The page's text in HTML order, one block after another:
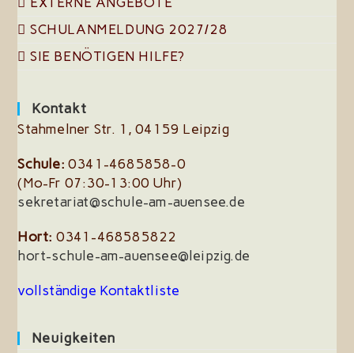
SCHULANMELDUNG 2027/28
SIE BENÖTIGEN HILFE?
Kontakt
Stahmelner Str. 1, 04159 Leipzig
Schule: 0341-4685858-0
(Mo-Fr 07:30-13:00 Uhr)
sekretariat@schule-am-auensee.de
Hort: 0341-468585822
hort-schule-am-auensee@leipzig.de
vollständige Kontaktliste
Neuigkeiten